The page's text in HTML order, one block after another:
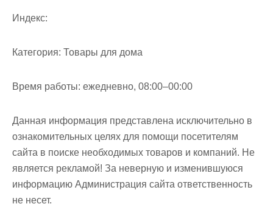
Индекс:
Категория: Товары для дома
Время работы: ежедневно, 08:00–00:00
Данная информация представлена исключительно в
ознакомительных целях для помощи посетителям
сайта в поиске необходимых товаров и компаний. Не
является рекламой! За неверную и изменившуюся
информацию Администрация сайта ответственность
не несет.